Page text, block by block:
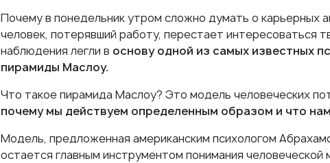
Почему в понедельник утром сложно думать о карьерных
человек, потерявший работу, перестает интересоваться
наблюдения легли в основу одной из самых известных
пирамиды Маслоу.
Что такое пирамида Маслоу? Это модель человеческих
почему мы действуем определенным образом и что
Модель, предложенная американским психологом
остается главным инструментом понимания человеческой